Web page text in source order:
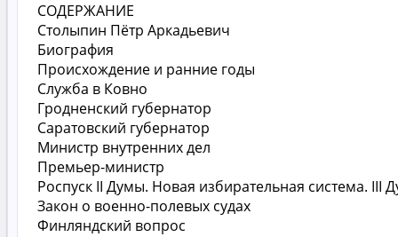
СОДЕРЖАНИЕ
Столыпин Пётр Аркадьевич
Биография
Происхождение и ранние годы
Служба в Ковно
Гродненский губернатор
Саратовский губернатор
Министр внутренних дел
Премьер-министр
Роспуск II Думы. Новая избирательная система. III
Закон о военно-полевых судах
Финляндский вопрос